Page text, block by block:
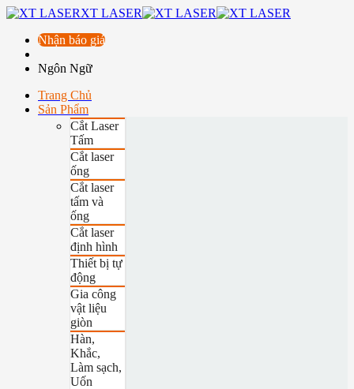
XT LASER
Nhận báo giá
Ngôn Ngữ
Trang Chủ
Sản Phẩm
Cắt Laser
Tấm
Cắt laser
ống
Cắt laser
tấm và
ống
Cắt laser
định hình
Thiết bị tự
động
Gia công
vật liệu
giòn
Hàn,
Khắc,
Làm sạch,
Uốn